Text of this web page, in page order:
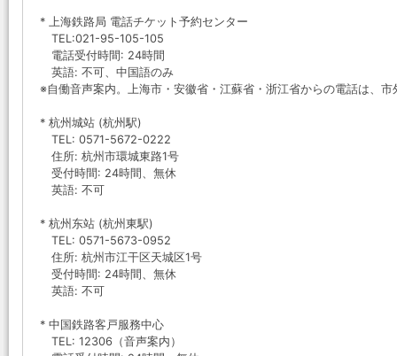
* 上海鉄路局 電話チケット予約センター
TEL:021-95-105-105
電話受付時間: 24時間
英語: 不可、中国語のみ
※自働音声案内。上海市・安徽省・江蘇省・浙江省からの電話は、市
* 杭州城站 (杭州駅)
TEL: 0571-5672-0222
住所: 杭州市環城東路1号
受付時間: 24時間、無休
英語: 不可
* 杭州东站 (杭州東駅)
TEL: 0571-5673-0952
住所: 杭州市江干区天城区1号
受付時間: 24時間、無休
英語: 不可
* 中国鉄路客戸服務中心
TEL: 12306（音声案内）